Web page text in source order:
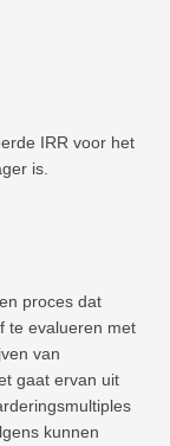
IRR voor het
is.
proces dat
te evalueren met
van
gaat ervan uit
kunnen